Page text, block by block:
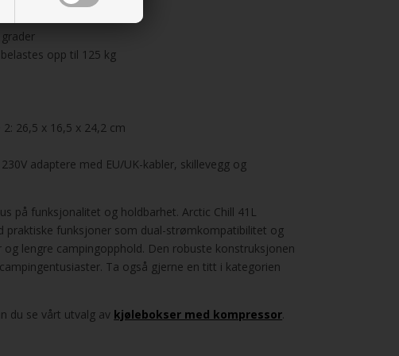
opp til 125 kg
26,5 x 16,5 x 24,2 cm
adaptere med EU/UK-kabler, skillevegg og
på funksjonalitet og holdbarhet. Arctic Chill 41L
funksjoner som dual-strømkompatibilitet og
lengre campingopphold. Den robuste konstruksjonen
Ta også gjerne en titt i kategorien
du se vårt utvalg av kjølebokser med kompressor.